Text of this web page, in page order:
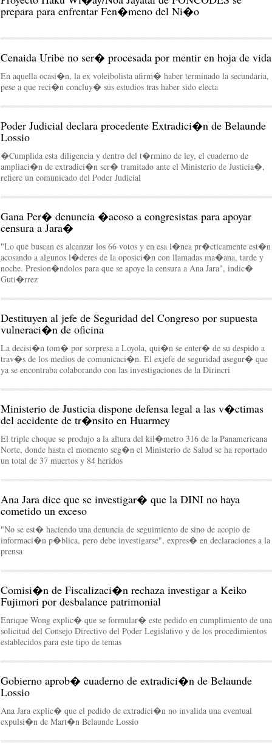
prepara para enfrentar Fen�meno del Ni�o
Cenaida Uribe no ser� procesada por mentir en hoja de vida
En aquella ocasi�n, la ex voleibolista afirm� haber terminado la secundaria,
pese a que reci�n concluy� sus estudios tras haber sido electa
Poder Judicial declara procedente Extradici�n de Belaunde
Lossio
�Cumplida esta diligencia y dentro del t�rmino de ley, el cuaderno de
ampliaci�n de extradici�n ser� tramitado ante el Ministerio de Justicia�,
refiere un comunicado del Poder Judicial
Gana Per� denuncia �acoso a congresistas para apoyar
censura a Jara�
"Lo que buscan es alcanzar los 66 votos y en esa l�nea pr�cticamente est�n
acosando a algunos l�deres de la oposici�n con llamadas ma�ana, tarde y
noche. Presion�ndolos para que se apoye la censura a Ana Jara", indic�
Guti�rrez
Destituyen al jefe de Seguridad del Congreso por supuesta
vulneraci�n de oficina
La decisi�n tom� por sorpresa a Loyola, qui�n se enter� de su despido a
trav�s de los medios de comunicaci�n. El exjefe de seguridad asegur� que
ya se encontraba colaborando con las investigaciones de la Dirincri
Ministerio de Justicia dispone defensa legal a las v�ctimas
del accidente de tr�nsito en Huarmey
El triple choque se produjo a la altura del kil�metro 316 de la Panamericana
Norte, donde hasta el momento seg�n el Ministerio de Salud se ha reportado
un total de 37 muertos y 84 heridos
Ana Jara dice que se investigar� que la DINI no haya
cometido un exceso
"No se est� haciendo una denuncia de seguimiento de sino de acopio de
informaci�n p�blica, pero debe investigarse", expres� en declaraciones a la
prensa
Comisi�n de Fiscalizaci�n rechaza investigar a Keiko
Fujimori por desbalance patrimonial
Enrique Wong explic� que se formular� este pedido en cumplimiento de una
solicitud del Consejo Directivo del Poder Legislativo y de los procedimientos
establecidos para este tipo de temas
Gobierno aprob� cuaderno de extradici�n de Belaunde
Lossio
Ana Jara explic� que el pedido de extradici�n no invalida una eventual
expulsi�n de Mart�n Belaunde Lossio